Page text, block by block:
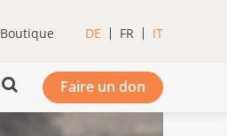
Boutique DE FR IT
Faire un don